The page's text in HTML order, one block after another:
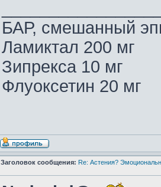
БАР, смешанный
Ламиктал 200 мг
Зипрекса 10 мг
Флуоксетин 20 мг
Заголовок сообщения: Re: Астения?